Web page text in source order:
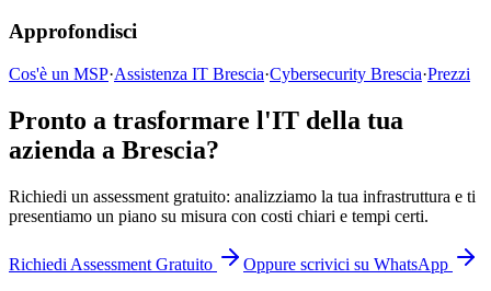
Approfondisci
Cos'è un MSP·Assistenza IT Brescia·Cybersecurity Brescia·Prezzi
Pronto a trasformare l'IT della tua
azienda a Brescia?
Richiedi un assessment gratuito: analizziamo la tua infrastruttura e ti
presentiamo un piano su misura con costi chiari e tempi certi.
Richiedi Assessment Gratuito Oppure scrivici su WhatsApp